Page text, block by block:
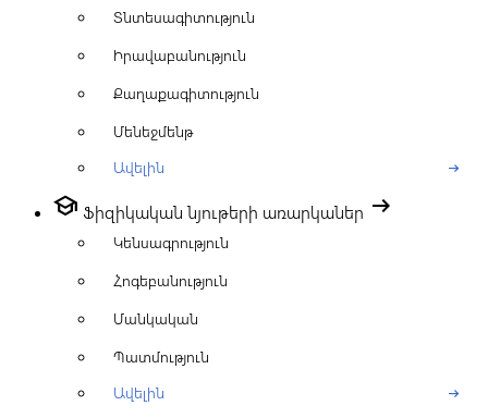
Տնտեսագիտություն
Իրավաբանություն
Քաղաքագիտություն
Մենեջմենթ
Ավելին
arrow_right_alt
school Ֆիզիկական նյութերի առարկաներ arrow_right_alt
Կենսագրություն
Հոգեբանություն
Մանկական
Պատմություն
Ավելին
arrow_right_alt